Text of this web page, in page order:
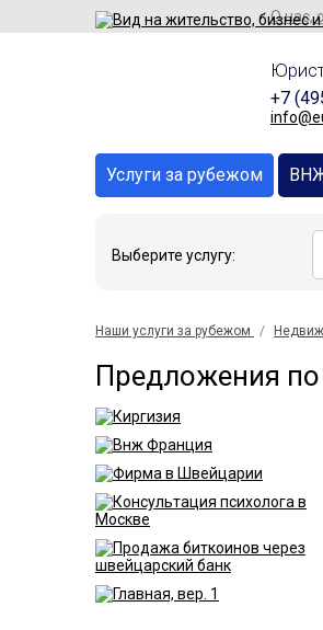
О нас,
+7
Услуги за рубежом
Выберите услугу:
Наши услуги за рубежом
Предложения